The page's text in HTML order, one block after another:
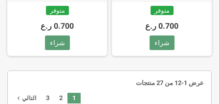
متوفر
0.700 ر.ع
شراء
متوفر
0.700 ر.ع
شراء
عرض 1-12 من 27 منتجات
1
2
3 التالي navigate_next